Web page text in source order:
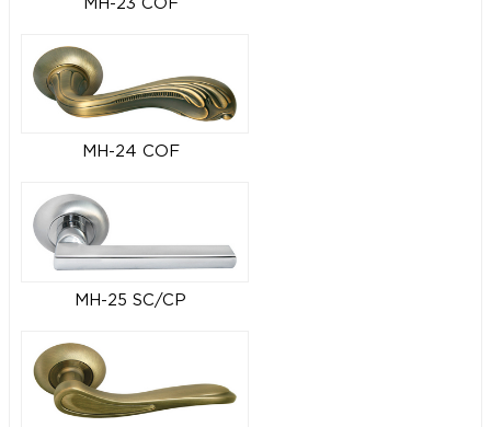
MH-23 COF
MH-24 COF
MH-25 SC/CP